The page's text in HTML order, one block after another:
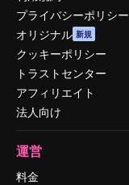
プライバシーポリシー
オリジナル 新規
クッキーポリシー
トラストセンター
アフィリエイト
法人向け
運営
料金